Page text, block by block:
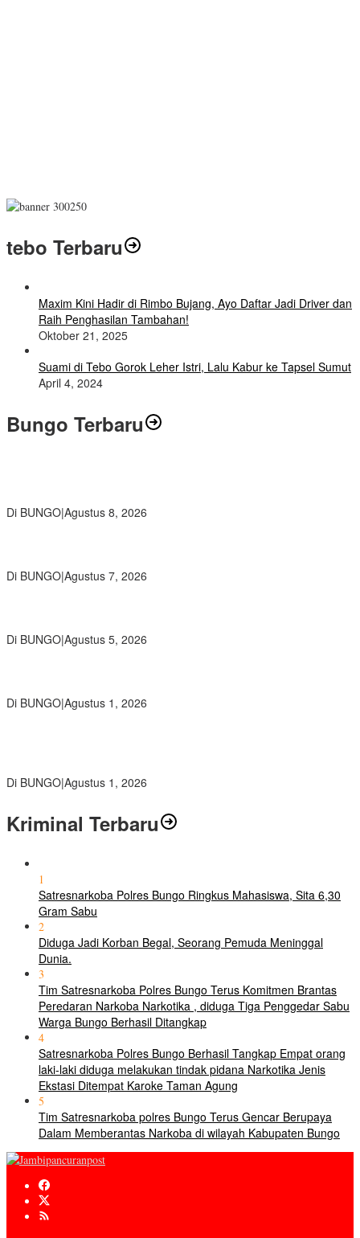
tebo Terbaru
Maxim Kini Hadir di Rimbo Bujang, Ayo Daftar Jadi Driver dan
Raih Penghasilan Tambahan!
Oktober 21, 2025
Suami di Tebo Gorok Leher Istri, Lalu Kabur ke Tapsel Sumut
April 4, 2024
Bungo Terbaru
Di BUNGO|Agustus 8, 2026
Di BUNGO|Agustus 7, 2026
Di BUNGO|Agustus 5, 2026
Di BUNGO|Agustus 1, 2026
Di BUNGO|Agustus 1, 2026
Kriminal Terbaru
1
Satresnarkoba Polres Bungo Ringkus Mahasiswa, Sita 6,30
Gram Sabu
2
Diduga Jadi Korban Begal, Seorang Pemuda Meninggal
Dunia.
3
Tim Satresnarkoba Polres Bungo Terus Komitmen Brantas
Peredaran Narkoba Narkotika , diduga Tiga Penggedar Sabu
Warga Bungo Berhasil Ditangkap
4
Satresnarkoba Polres Bungo Berhasil Tangkap Empat orang
laki-laki diduga melakukan tindak pidana Narkotika Jenis
Ekstasi Ditempat Karoke Taman Agung
5
Tim Satresnarkoba polres Bungo Terus Gencar Berupaya
Dalam Memberantas Narkoba di wilayah Kabupaten Bungo